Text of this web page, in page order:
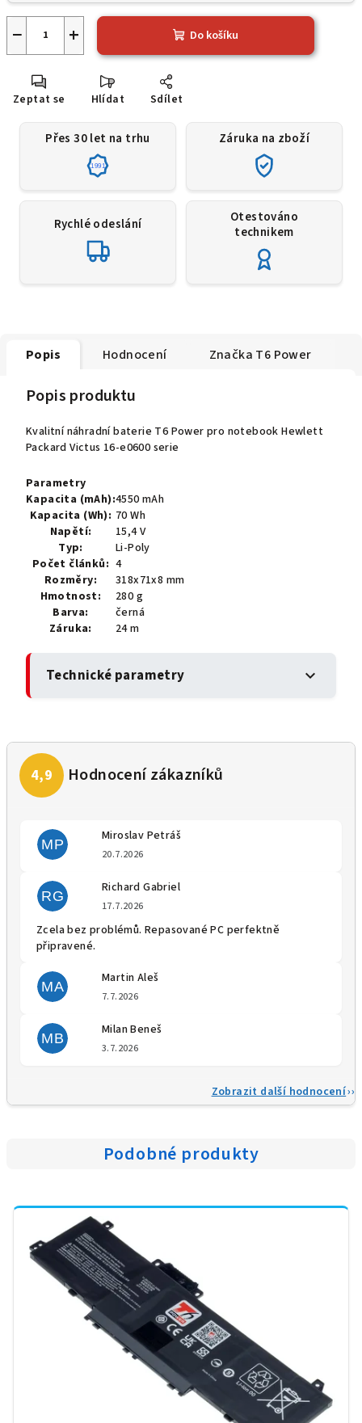
+
− Do košíku
Zeptat se Hlídat Sdílet
Přes 30 let na trhu
1991
Záruka na zboží
Rychlé odeslání
Otestováno
technikem
Popis Hodnocení Značka T6 Power
Popis produktu
Kvalitní náhradní baterie T6 Power pro notebook Hewlett
Packard Victus 16-e0600 serie
Parametry
Kapacita (mAh):4550 mAh
Kapacita (Wh): 70 Wh
Napětí:
15,4 V
Typ:
Li-Poly
Počet článků: 4
Rozměry:
318x71x8 mm
Hmotnost:
280 g
Barva:
černá
Záruka:
24 m
Technické parametry expand_more
MP
Miroslav Petráš
20.7.2026
RG
Richard Gabriel
17.7.2026
Zcela bez problémů. Repasované PC perfektně
připravené.
MA
Martin Aleš
7.7.2026
MB
Milan Beneš
3.7.2026
Zobrazit další hodnocení
Podobné produkty